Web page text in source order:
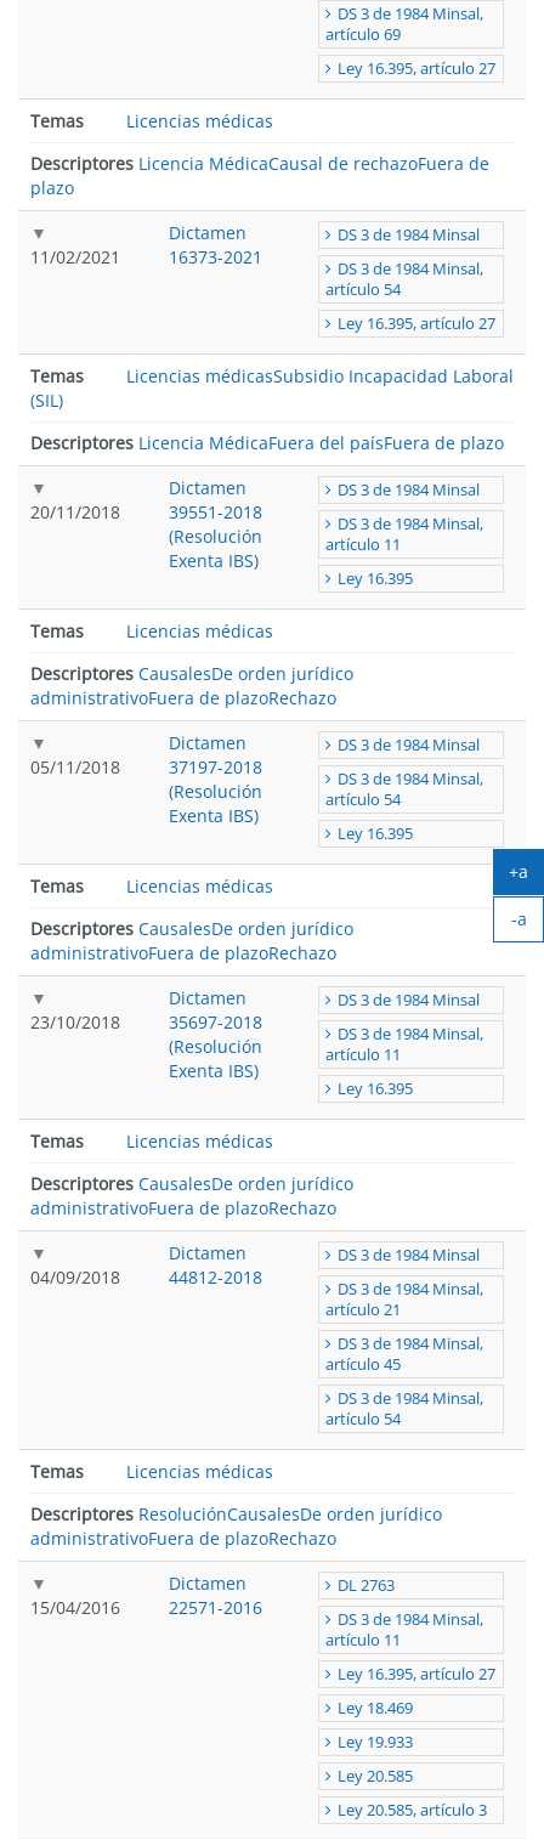
DS 3 de 1984 Minsal,
artículo 69
Ley 16.395, artículo 27
Temas
Licencias médicas
Descriptores Licencia MédicaCausal de rechazoFuera de
plazo
11/02/2021
Dictamen
16373-2021
DS 3 de 1984 Minsal
DS 3 de 1984 Minsal,
artículo 54
Ley 16.395, artículo 27
Temas Licencias médicasSubsidio Incapacidad Laboral
(SIL)
Descriptores Licencia MédicaFuera del paísFuera de plazo
20/11/2018
Dictamen
39551-2018
(Resolución
Exenta IBS)
DS 3 de 1984 Minsal
DS 3 de 1984 Minsal,
artículo 11
Ley 16.395
Temas
Licencias médicas
Descriptores CausalesDe orden jurídico
administrativoFuera de plazoRechazo
05/11/2018
Dictamen
37197-2018
(Resolución
Exenta IBS)
DS 3 de 1984 Minsal
DS 3 de 1984 Minsal,
artículo 54
Ley 16.395
Temas
Licencias médicas
Descriptores CausalesDe orden jurídico
administrativoFuera de plazoRechazo
23/10/2018
Dictamen
35697-2018
(Resolución
Exenta IBS)
DS 3 de 1984 Minsal
DS 3 de 1984 Minsal,
artículo 11
Ley 16.395
Temas
Licencias médicas
Descriptores CausalesDe orden jurídico
administrativoFuera de plazoRechazo
04/09/2018
Dictamen
44812-2018
DS 3 de 1984 Minsal
DS 3 de 1984 Minsal,
artículo 21
DS 3 de 1984 Minsal,
artículo 45
DS 3 de 1984 Minsal,
artículo 54
Temas
Licencias médicas
Descriptores ResoluciónCausalesDe orden jurídico
administrativoFuera de plazoRechazo
15/04/2016
Dictamen
22571-2016
DL 2763
DS 3 de 1984 Minsal,
artículo 11
Ley 16.395, artículo 27
Ley 18.469
Ley 19.933
Ley 20.585
Ley 20.585, artículo 3
+a
-a